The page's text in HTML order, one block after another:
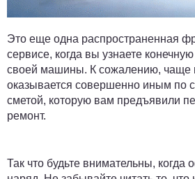
Это еще одна распространенная
сервисе, когда вы узнаете
своей машины. К сожалению, чаще
оказывается совершенно иным по
сметой, которую вам предъявили
ремонт.
Так что будьте внимательны, когда